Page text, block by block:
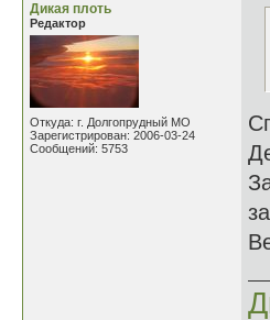
Дикая плоть
Редактор
Откуда: г. Долгопрудный МО
Зарегистрирован: 2006-03-24
Сообщений: 5753